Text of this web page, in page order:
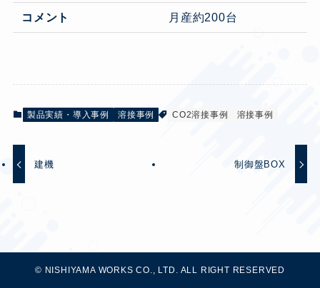
コメント 月産約200台
製品実績・導入事例 溶接事例 CO2溶接事例 溶接事例
建機 制御盤BOX
© NISHIYAMA WORKS CO., LTD. ALL RIGHT RESERVED